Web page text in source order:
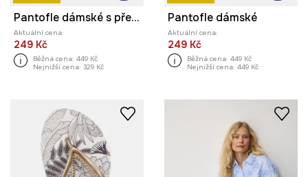
Pantofle dámské s přezkami
Aktuální cena:
249 Kč
Běžná cena: 449 Kč
Nejnižší cena: 329 Kč
Pantofle dámské
Aktuální cena:
249 Kč
Běžná cena: 449 Kč
Nejnižší cena: 449 Kč